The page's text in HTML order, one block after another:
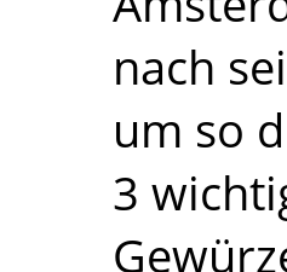
nach
um so
3